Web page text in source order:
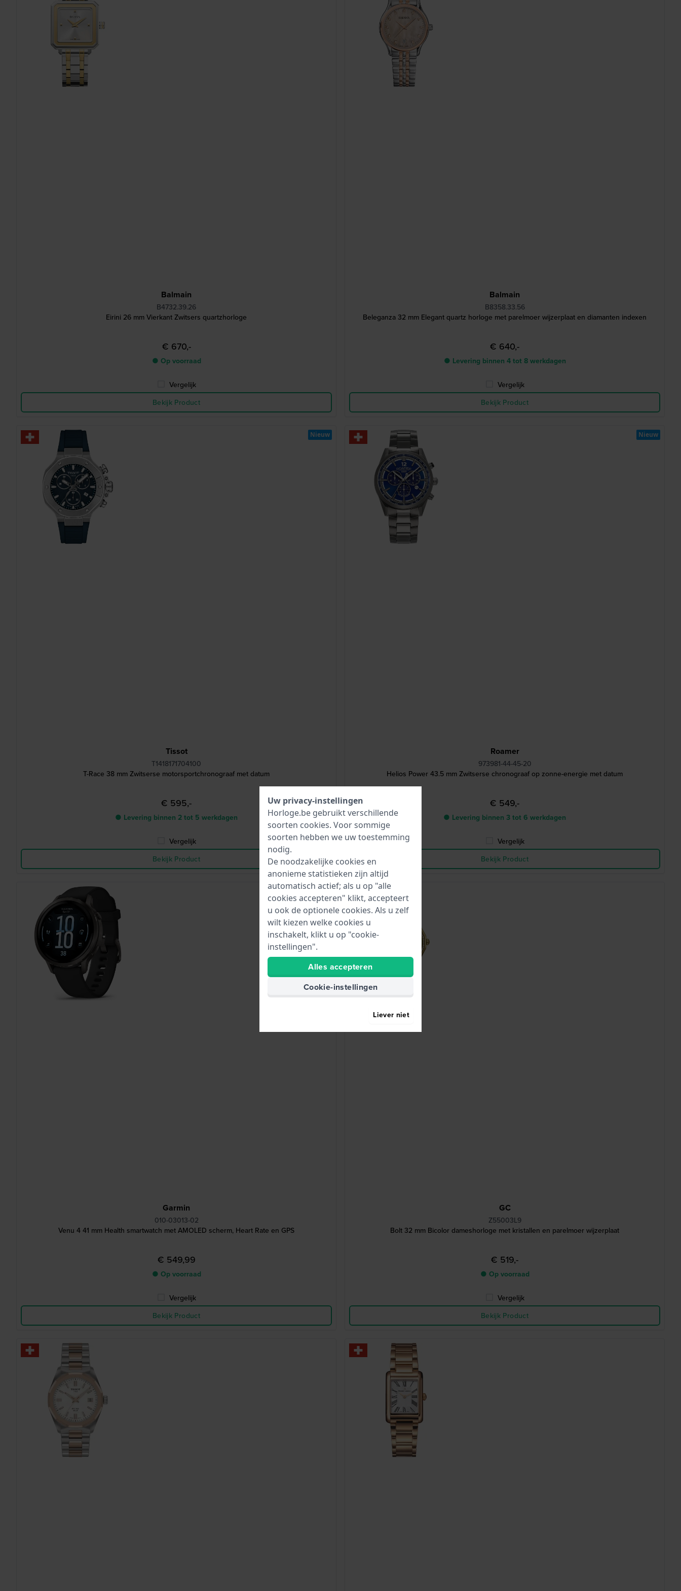
Balmain
B4732.39.26
Eirini 26 mm Vierkant Zwitsers quartzhorloge
€ 670,-
● Op voorraad
Vergelijk
Bekijk Product
Balmain
B8358.33.56
Beleganza 32 mm Elegant quartz horloge met parelmoer wijzerplaat en diamanten indexen
€ 640,-
● Levering binnen 4 tot 8 werkdagen
Vergelijk
Bekijk Product
Tissot
T1418171704100
T-Race 38 mm Zwitserse motorsportchronograaf met datum
€ 595,-
● Levering binnen 2 tot 5 werkdagen
Vergelijk
Bekijk Product
Nieuw
Roamer
973981-44-45-20
Helios Power 43.5 mm Zwitserse chronograaf op zonne-energie met datum
€ 549,-
● Levering binnen 3 tot 6 werkdagen
Vergelijk
Bekijk Product
Nieuw
Garmin
010-03013-02
Venu 4 41 mm Health smartwatch met AMOLED scherm, Heart Rate en GPS
€ 549,99
● Op voorraad
Vergelijk
Bekijk Product
GC
Z55003L9
Bolt 32 mm Bicolor dameshorloge met kristallen en parelmoer wijzerplaat
€ 519,-
● Op voorraad
Vergelijk
Bekijk Product
Uw privacy-instellingen
Horloge.be gebruikt verschillende
soorten cookies. Voor sommige
soorten hebben we uw toestemming
nodig.
De noodzakelijke cookies en
anonieme statistieken zijn altijd
automatisch actief; als u op "alle
cookies accepteren" klikt, accepteert
u ook de optionele cookies. Als u zelf
wilt kiezen welke cookies u
inschakelt, klikt u op "cookie-
instellingen".
Alles accepteren
Cookie-instellingen
Liever niet